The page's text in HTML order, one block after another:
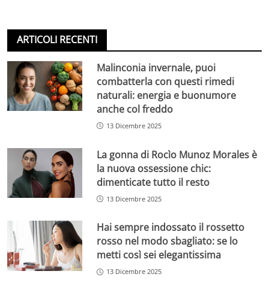
ARTICOLI RECENTI
Malinconia invernale, puoi
combatterla con questi rimedi
naturali: energia e buonumore
anche col freddo
13 Dicembre 2025
La gonna di Rocìo Munoz Morales è
la nuova ossessione chic:
dimenticate tutto il resto
13 Dicembre 2025
Hai sempre indossato il rossetto
rosso nel modo sbagliato: se lo
metti così sei elegantissima
13 Dicembre 2025